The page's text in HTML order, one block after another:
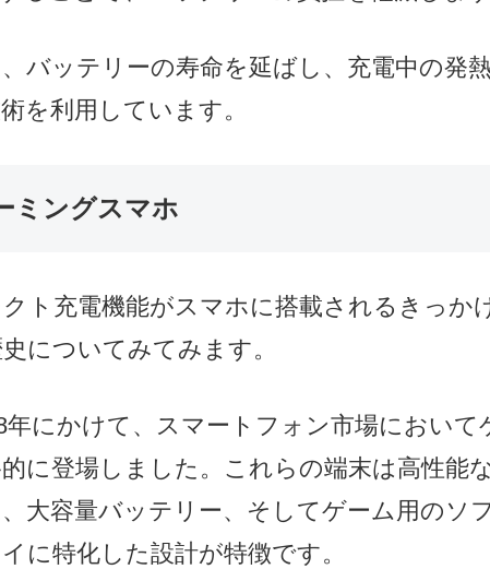
バッテリーの寿命を延ばし、充電中の発
を利用しています。
ミングスマホ
ト充電機能がスマホに搭載されるきっか
についてみてみます。
年にかけて、スマートフォン市場において
に登場しました。これらの端末は高性能
大容量バッテリー、そしてゲーム用のソ
に特化した設計が特徴です。